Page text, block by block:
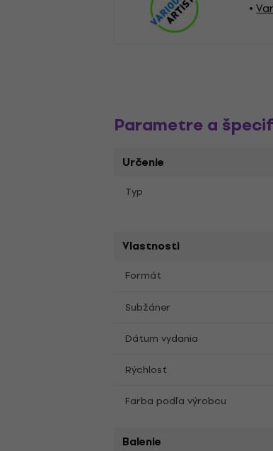
Parametre a
Určenie
Typ
Vlastnosti
Formát
Subžáner
Dátum vydania
Rýchlosť
Farba podľa výrobcu
Balenie